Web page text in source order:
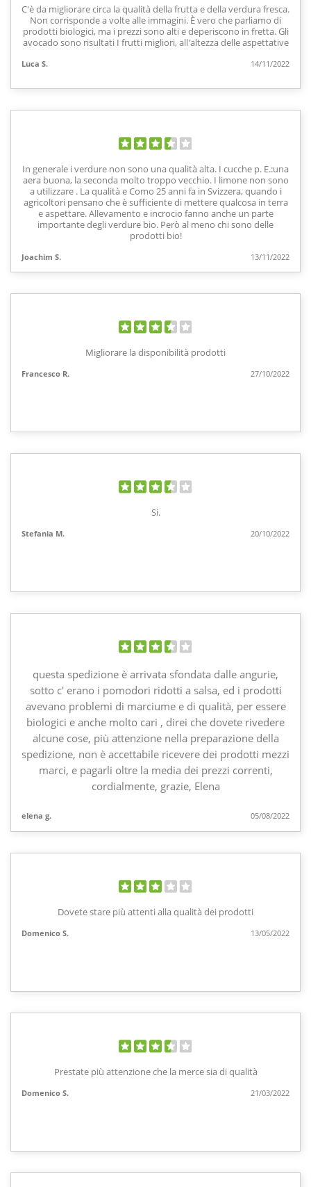
C'è da migliorare circa la qualità della frutta e della verdura fresca.
Non corrisponde a volte alle immagini. È vero che parliamo di
prodotti biologici, ma i prezzi sono alti e deperiscono in fretta. Gli
avocado sono risultati I frutti migliori, all'altezza delle aspettative
Luca S. 14/11/2022
In generale i verdure non sono una qualità alta. I cucche p. E.:una
aera buona, la seconda molto troppo vecchio. I limone non sono
a utilizzare . La qualità e Como 25 anni fa in Svizzera, quando i
agricoltori pensano che è sufficiente di mettere qualcosa in terra
e aspettare. Allevamento e incrocio fanno anche un parte
importante degli verdure bio. Però al meno chi sono delle
prodotti bio!
Joachim S. 13/11/2022
Migliorare la disponibilità prodotti
Francesco R. 27/10/2022
Si.
Stefania M. 20/10/2022
questa spedizione è arrivata sfondata dalle angurie,
sotto c' erano i pomodori ridotti a salsa, ed i prodotti
avevano problemi di marciume e di qualità, per essere
biologici e anche molto cari , direi che dovete rivedere
alcune cose, più attenzione nella preparazione della
spedizione, non è accettabile ricevere dei prodotti mezzi
marci, e pagarli oltre la media dei prezzi correnti,
cordialmente, grazie, Elena
elena g. 05/08/2022
Dovete stare più attenti alla qualità dei prodotti
Domenico S. 13/05/2022
Prestate più attenzione che la merce sia di qualità
Domenico S. 21/03/2022